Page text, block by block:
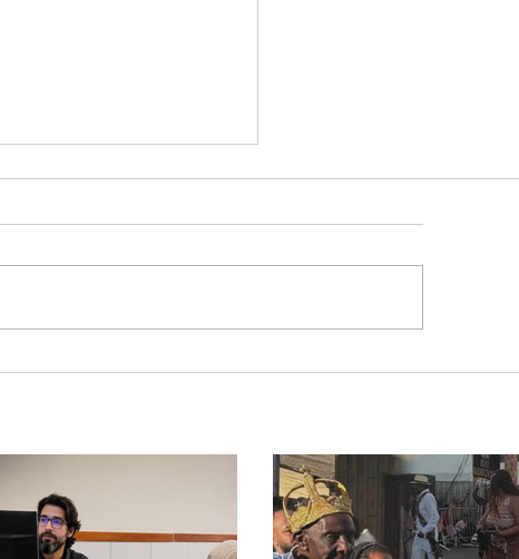
briga durante luau no